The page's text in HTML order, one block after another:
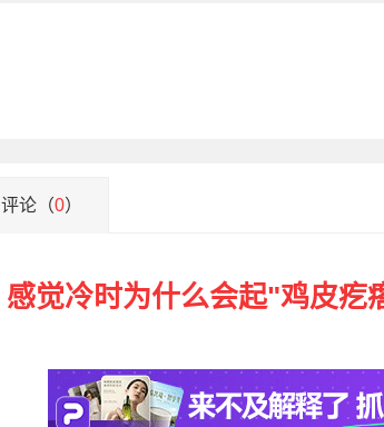
评论（0）
感觉冷时为什么会起"鸡皮